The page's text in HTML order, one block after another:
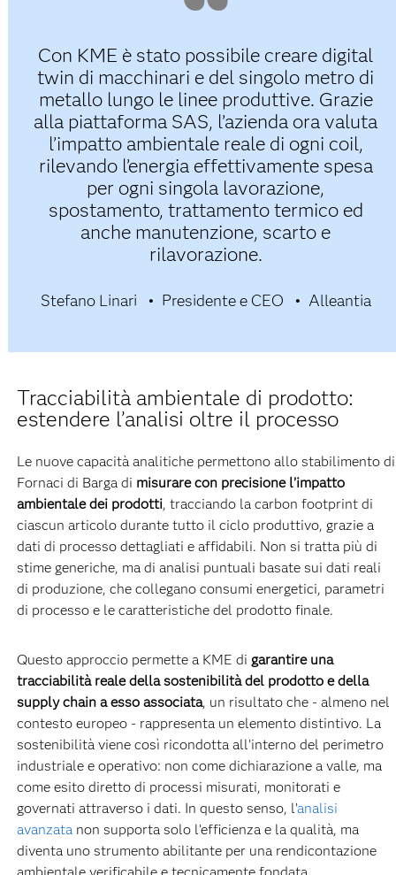
Con KME è stato possibile creare digital
twin di macchinari e del singolo metro di
metallo lungo le linee produttive. Grazie
alla piattaforma SAS, l’azienda ora valuta
l’impatto ambientale reale di ogni coil,
rilevando l’energia effettivamente spesa
per ogni singola lavorazione,
spostamento, trattamento termico ed
anche manutenzione, scarto e
rilavorazione.
Stefano Linari Presidente e CEO Alleantia
Tracciabilità ambientale di prodotto:
estendere l’analisi oltre il processo
Le nuove capacità analitiche permettono allo stabilimento di
Fornaci di Barga di misurare con precisione l’impatto
ambientale dei prodotti, tracciando la carbon footprint di
ciascun articolo durante tutto il ciclo produttivo, grazie a
dati di processo dettagliati e affidabili. Non si tratta più di
stime generiche, ma di analisi puntuali basate sui dati reali
di produzione, che collegano consumi energetici, parametri
di processo e le caratteristiche del prodotto finale.
Questo approccio permette a KME di garantire una
tracciabilità reale della sostenibilità del prodotto e della
supply chain a esso associata, un risultato che - almeno nel
contesto europeo - rappresenta un elemento distintivo. La
sostenibilità viene così ricondotta all’interno del perimetro
industriale e operativo: non come dichiarazione a valle, ma
come esito diretto di processi misurati, monitorati e
governati attraverso i dati. In questo senso, l’analisi
avanzata non supporta solo l’efficienza e la qualità, ma
diventa uno strumento abilitante per una rendicontazione
ambientale verificabile e tecnicamente fondata.